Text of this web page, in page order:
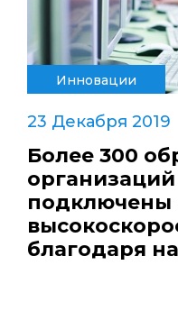
Инновации
23 Декабря 2019
Более 300
подключены
благодаря